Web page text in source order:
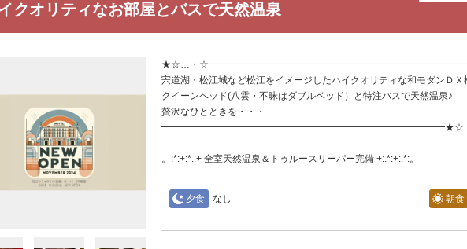
クオリティなお部屋とバスで天然温泉
★☆…・
宍道湖・松江城など松江をイメージしたハイクオリティな和モダンＤＸ
クイーンベッド(八雲・不昧はダブルベッド）と特注バスで天然温泉♪
贅沢なひとときを・・・
。:*:+:*.:+ 全室天然温泉＆トゥルースリーパー完備 +:.*:+:.*:。
夕食 なし 朝食